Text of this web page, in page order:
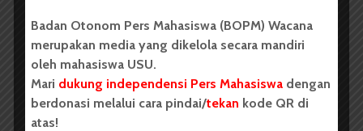
Pemerintahan Mahasiswa USU.
Regina mengatakan ia kesal dengan sikap KPU USU
yang tidak memberi keputusan mengenai tuduhan
keterlambatan KAM Erat saat mendaftar sabagai
calon peserta pemilihan umum raya (pemira).
Badan Otonom Pers Mahasiswa (BOPM) Wacana
merupakan media yang dikelola secara mandiri
oleh mahasiswa USU.
Mari dukung independensi Pers Mahasiswa dengan
berdonasi melalui cara pindai/tekan kode QR di
atas!